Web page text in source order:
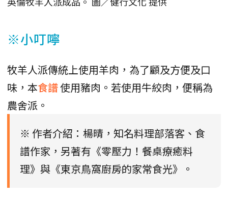
※小叮嚀
牧羊人派傳統上使用羊肉，為了顧及方便及口
味，本食譜使用豬肉。若使用牛絞肉，便稱為
農舍派。
※ 作者介紹：楊晴，知名料理部落客、食
譜作家，另著有《零壓力！餐桌療癒料
理》與《東京鳥窩廚房的家常食光》。